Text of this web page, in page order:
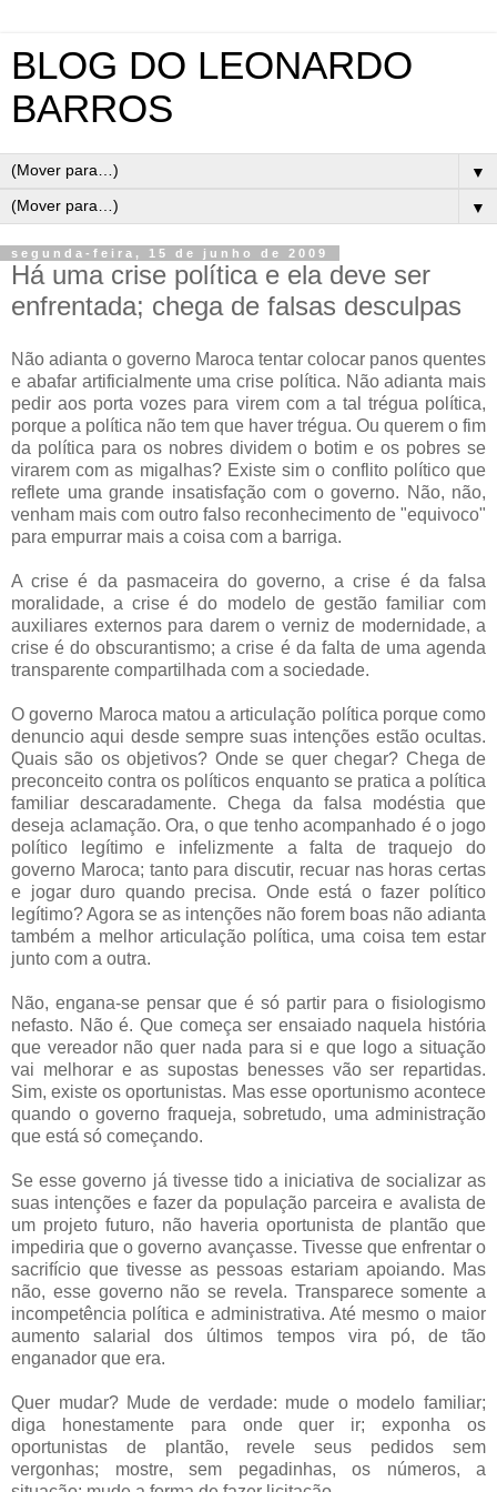
BLOG DO LEONARDO
BARROS
▼
▼
segunda-feira, 15 de junho de 2009
Há uma crise política e ela deve ser
enfrentada; chega de falsas desculpas
Não adianta o governo Maroca tentar colocar panos quentes
e abafar artificialmente uma crise política. Não adianta mais
pedir aos porta vozes para virem com a tal trégua política,
porque a política não tem que haver trégua. Ou querem o fim
da política para os nobres dividem o botim e os pobres se
virarem com as migalhas? Existe sim o conflito político que
reflete uma grande insatisfação com o governo. Não, não,
venham mais com outro falso reconhecimento de "equivoco"
para empurrar mais a coisa com a barriga.
A crise é da pasmaceira do governo, a crise é da falsa
moralidade, a crise é do modelo de gestão familiar com
auxiliares externos para darem o verniz de modernidade, a
crise é do obscurantismo; a crise é da falta de uma agenda
transparente compartilhada com a sociedade.
O governo Maroca matou a articulação política porque como
denuncio aqui desde sempre suas intenções estão ocultas.
Quais são os objetivos? Onde se quer chegar? Chega de
preconceito contra os políticos enquanto se pratica a política
familiar descaradamente. Chega da falsa modéstia que
deseja aclamação. Ora, o que tenho acompanhado é o jogo
político legítimo e infelizmente a falta de traquejo do
governo Maroca; tanto para discutir, recuar nas horas certas
e jogar duro quando precisa. Onde está o fazer político
legítimo? Agora se as intenções não forem boas não adianta
também a melhor articulação política, uma coisa tem estar
junto com a outra.
Não, engana-se pensar que é só partir para o fisiologismo
nefasto. Não é. Que começa ser ensaiado naquela história
que vereador não quer nada para si e que logo a situação
vai melhorar e as supostas benesses vão ser repartidas.
Sim, existe os oportunistas. Mas esse oportunismo acontece
quando o governo fraqueja, sobretudo, uma administração
que está só começando.
Se esse governo já tivesse tido a iniciativa de socializar as
suas intenções e fazer da população parceira e avalista de
um projeto futuro, não haveria oportunista de plantão que
impediria que o governo avançasse. Tivesse que enfrentar o
sacrifício que tivesse as pessoas estariam apoiando. Mas
não, esse governo não se revela. Transparece somente a
incompetência política e administrativa. Até mesmo o maior
aumento salarial dos últimos tempos vira pó, de tão
enganador que era.
Quer mudar? Mude de verdade: mude o modelo familiar;
diga honestamente para onde quer ir; exponha os
oportunistas de plantão, revele seus pedidos sem
vergonhas; mostre, sem pegadinhas, os números, a